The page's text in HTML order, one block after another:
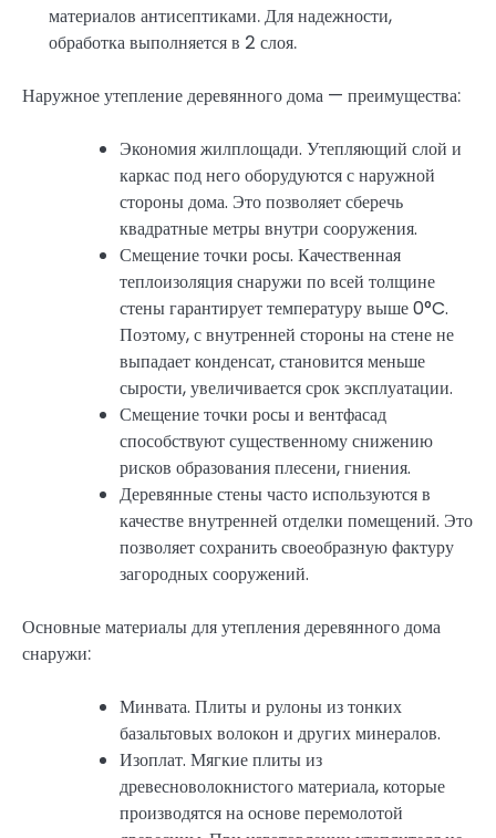
материалов антисептиками. Для надежности,
обработка выполняется в 2 слоя.
Наружное утепление деревянного дома — преимущества:
Экономия жилплощади. Утепляющий слой и
каркас под него оборудуются с наружной
стороны дома. Это позволяет сберечь
квадратные метры внутри сооружения.
Смещение точки росы. Качественная
теплоизоляция снаружи по всей толщине
стены гарантирует температуру выше 0°C.
Поэтому, с внутренней стороны на стене не
выпадает конденсат, становится меньше
сырости, увеличивается срок эксплуатации.
Смещение точки росы и вентфасад
способствуют существенному снижению
рисков образования плесени, гниения.
Деревянные стены часто используются в
качестве внутренней отделки помещений. Это
позволяет сохранить своеобразную фактуру
загородных сооружений.
Основные материалы для утепления деревянного дома
снаружи:
Минвата. Плиты и рулоны из тонких
базальтовых волокон и других минералов.
Изоплат. Мягкие плиты из
древесноволокнистого материала, которые
производятся на основе перемолотой